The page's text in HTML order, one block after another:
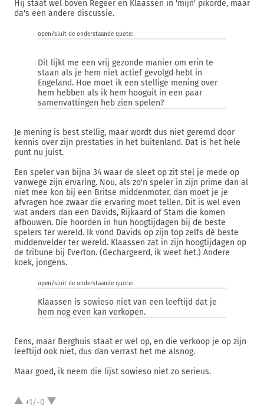
Hij staat wel boven Regeer en Klaassen in 'mijn' pikorde, maar
da's een andere discussie.
open/sluit de onderstaande quote:
Dit lijkt me een vrij gezonde manier om erin te
staan als je hem niet actief gevolgd hebt in
Engeland. Hoe moet ik een stellige mening over
hem hebben als ik hem hooguit in een paar
samenvattingen heb zien spelen?
Je mening is best stellig, maar wordt dus niet geremd door
kennis over zijn prestaties in het buitenland. Dat is het hele
punt nu juist.
Een speler van bijna 34 waar de sleet op zit stel je mede op
vanwege zijn ervaring. Nou, als zo'n speler in zijn prime dan al
niet mee kon bij een Britse middenmoter, dan moet je je
afvragen hoe zwaar die ervaring moet tellen. Dit is wel even
wat anders dan een Davids, Rijkaard of Stam die komen
afbouwen. Die hoorden in hun hoogtijdagen bij de beste
spelers ter wereld. Ik vond Davids op zijn top zelfs dé beste
middenvelder ter wereld. Klaassen zat in zijn hoogtijdagen op
de tribune bij Everton. (Gechargeerd, ik weet het.) Andere
koek, jongens.
open/sluit de onderstaande quote:
Klaassen is sowieso niet van een leeftijd dat je
hem nog even kan verkopen.
Eens, maar Berghuis staat er wel op, en die verkoop je op zijn
leeftijd ook niet, dus dan verrast het me alsnog.
Maar goed, ik neem die lijst sowieso niet zo serieus.
+1/-0